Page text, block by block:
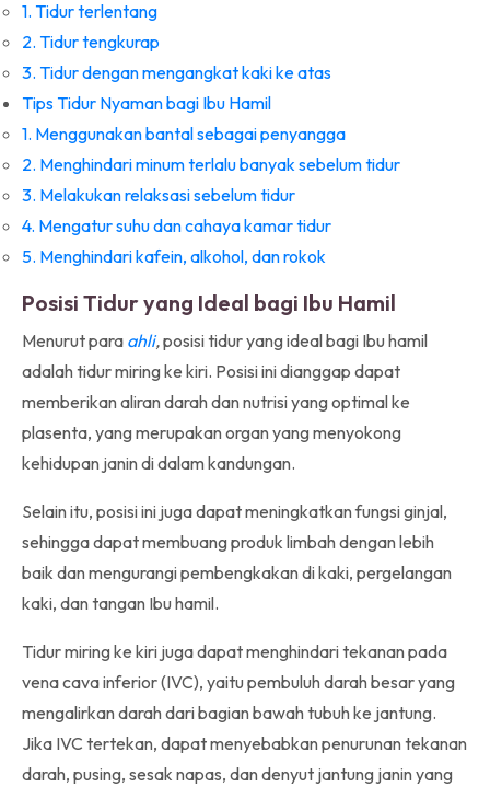
1. Tidur terlentang
2. Tidur tengkurap
3. Tidur dengan mengangkat kaki ke atas
Tips Tidur Nyaman bagi Ibu Hamil
1. Menggunakan bantal sebagai penyangga
2. Menghindari minum terlalu banyak sebelum tidur
3. Melakukan relaksasi sebelum tidur
4. Mengatur suhu dan cahaya kamar tidur
5. Menghindari kafein, alkohol, dan rokok
Posisi Tidur yang Ideal bagi Ibu Hamil
Menurut para ahli,posisi tidur yang ideal bagi Ibu hamil
adalah tidur miring ke kiri. Posisi ini dianggap dapat
memberikan aliran darah dan nutrisi yang optimal ke
plasenta, yang merupakan organ yang menyokong
kehidupan janin di dalam kandungan.
Selain itu, posisi ini juga dapat meningkatkan fungsi ginjal,
sehingga dapat membuang produk limbah dengan lebih
baik dan mengurangi pembengkakan di kaki, pergelangan
kaki, dan tangan Ibu hamil.
Tidur miring ke kiri juga dapat menghindari tekanan pada
vena cava inferior (IVC), yaitu pembuluh darah besar yang
mengalirkan darah dari bagian bawah tubuh ke jantung.
Jika IVC tertekan, dapat menyebabkan penurunan tekanan
darah, pusing, sesak napas, dan denyut jantung janin yang